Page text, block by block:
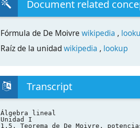
Document related
Fórmula de De Moivre wikipedia ,
Raíz de la unidadwikipedia , lookup
Transcript
Álgebra lineal
Unidad I
1.5. Teorema de De Moivre,